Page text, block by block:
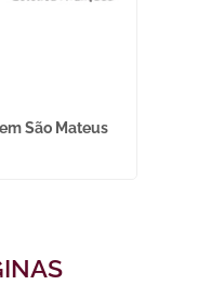
São Mateus